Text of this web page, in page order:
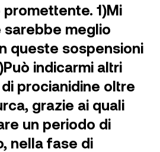
1)Mi
meglio
queste sospensioni
indicarmi altri
procianidine oltre
grazie ai quali
un periodo di
nella fase di